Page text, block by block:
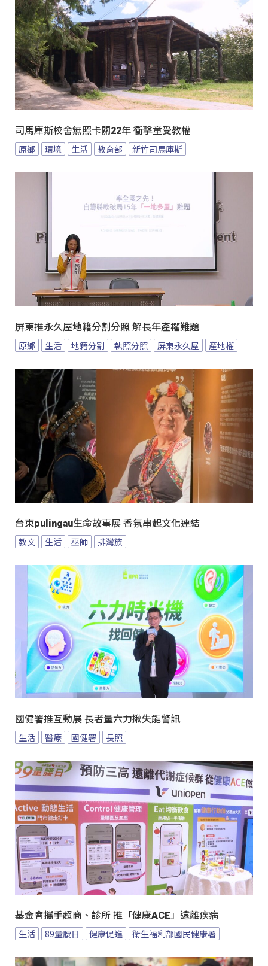
司馬庫斯校舍無照卡關22年 衝擊童受教權
原鄉 環境 生活 教育部 新竹司馬庫斯
屏東推永久屋地籍分割分照 解長年產權難題
原鄉 生活 地籍分割 執照分照 屏東永久屋 產地權
台東pulingau生命故事展 香氛串起文化連結
教文 生活 巫師 排灣族
國健署推互動展 長者量六力揪失能警訊
生活 醫療 國健署 長照
基金會攜手超商、診所 推「健康ACE」遠離疾病
生活 89量腰日 健康促進 衛生福利部國民健康署